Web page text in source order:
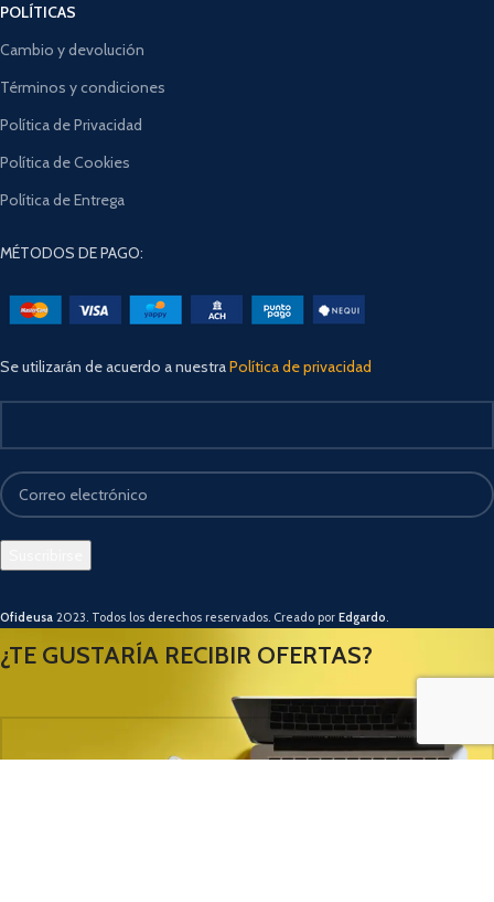
POLÍTICAS
Cambio y devolución
Términos y condiciones
Política de Privacidad
Política de Cookies
Política de Entrega
MÉTODOS DE PAGO:
Se utilizarán de acuerdo a nuestraPolítica de privacidad
Ofideusa 2023. Todos los derechos reservados. Creado por Edgardo
¿TE GUSTARÍA RECIBIR OFERTAS?